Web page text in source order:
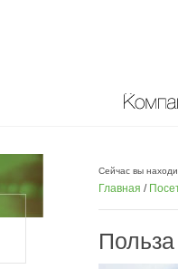
Сейчас вы
Главная /